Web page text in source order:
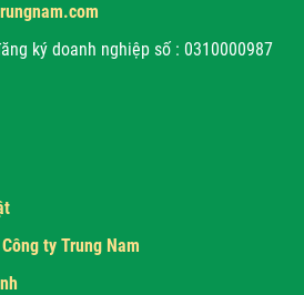
ký doanh nghiệp số : 0310000987
ty Trung Nam